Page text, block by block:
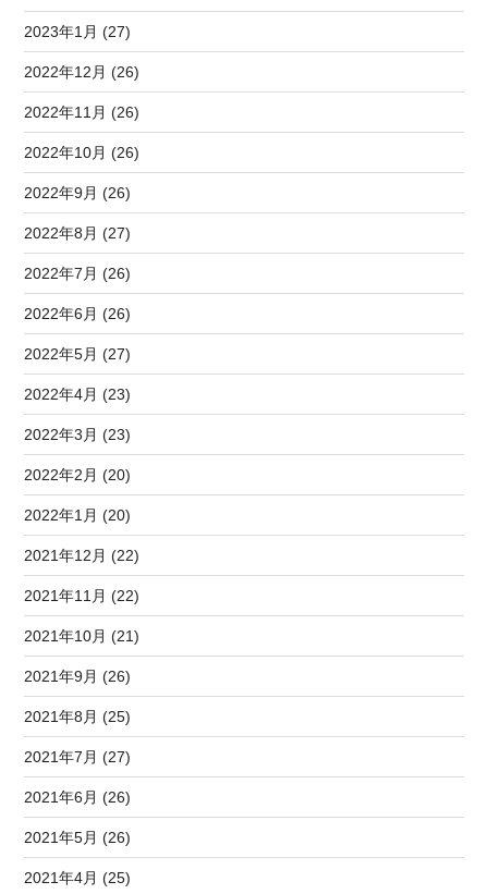
2023年1月 (27)
2022年12月 (26)
2022年11月 (26)
2022年10月 (26)
2022年9月 (26)
2022年8月 (27)
2022年7月 (26)
2022年6月 (26)
2022年5月 (27)
2022年4月 (23)
2022年3月 (23)
2022年2月 (20)
2022年1月 (20)
2021年12月 (22)
2021年11月 (22)
2021年10月 (21)
2021年9月 (26)
2021年8月 (25)
2021年7月 (27)
2021年6月 (26)
2021年5月 (26)
2021年4月 (25)